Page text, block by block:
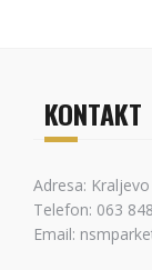
KONTAKT
Adresa: Kraljevo
Telefon: 063
Email: